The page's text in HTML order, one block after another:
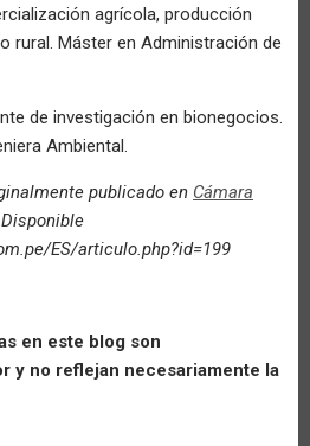
agrícola, producción
rural. Máster en Administración de
de investigación en bionegocios.
Ambiental.
publicado en Cámara
ES/articulo.php?id=199
en este blog son
y no reflejan necesariamente la